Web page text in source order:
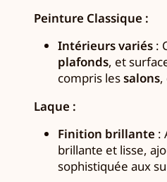
Peinture Classique :
Intérieurs variés:
plafonds, et
compris lessalons,
Laque :
Finition brillante :
brillante et lisse,
sophistiquée aux